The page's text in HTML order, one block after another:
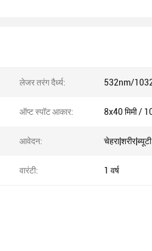
लेजर तरंग दैर्ध्य: 532nm/
ऑप्ट स्पॉट आकार: 8x40 मिमी /
आवेदन:
वारंटी: 1 वर्ष